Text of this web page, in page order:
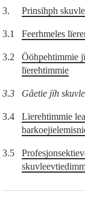
3. Prinsihph
3.1 Feerhmeles
3.2
Ööhpehtimmie
lïerehtimmie
3.3 Gåetie jïh
3.4
Lïerehtimmie
3.5